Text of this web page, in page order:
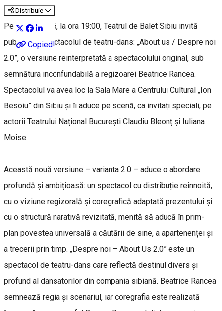
Distribuie
Copied!
Pe 2 iulie 2025, la ora 19:00, Teatrul de Balet Sibiu invită
publicul la spectacolul de teatru-dans: „About us / Despre noi
2.0”, o versiune reinterpretată a spectacolului original, sub
semnătura inconfundabilă a regizoarei Beatrice Rancea.
Spectacolul va avea loc la Sala Mare a Centrului Cultural „Ion
Besoiu” din Sibiu și îi aduce pe scenă, ca invitați speciali, pe
actorii Teatrului Național București Claudiu Bleonț și Iuliana
Moise.
Această nouă versiune – varianta 2.0 – aduce o abordare
profundă și ambițioasă: un spectacol cu distribuție reînnoită,
cu o viziune regizorală și coregrafică adaptată prezentului și
cu o structură narativă revizitată, menită să aducă în prim-
plan povestea universală a căutării de sine, a apartenenței și
a trecerii prin timp. „Despre noi – About Us 2.0” este un
spectacol de teatru-dans care reflectă destinul divers și
profund al dansatorilor din compania sibiană. Beatrice Rancea
semnează regia și scenariul, iar coregrafia este realizată